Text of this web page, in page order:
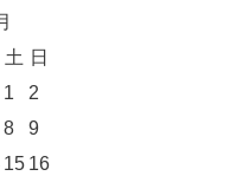
土 日
1
2
8
9
15 16